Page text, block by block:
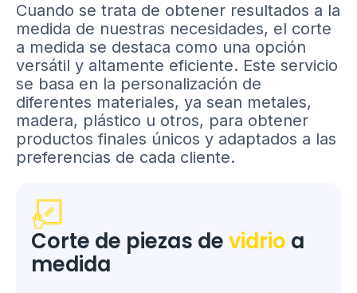
Cuando se trata de obtener resultados a la
medida de nuestras necesidades, el corte
a medida se destaca como una opción
versátil y altamente eficiente. Este servicio
se basa en la personalización de
diferentes materiales, ya sean metales,
madera, plástico u otros, para obtener
productos finales únicos y adaptados a las
preferencias de cada cliente.
Corte de piezas devidrio a
medida